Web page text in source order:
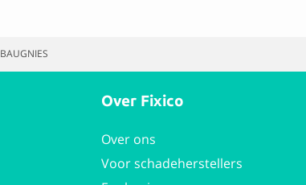
ETS Euromobiles
0.0 Geen reviews
BAUGNIES
Over Fixico
Over ons
Voor schadeherstellers